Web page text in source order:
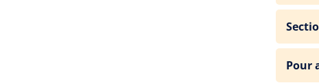
Pour